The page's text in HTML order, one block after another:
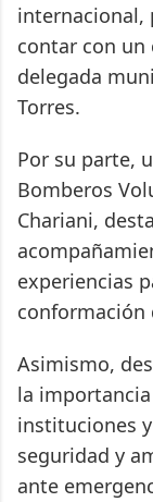
internacional,
contar con un
delegada
Torres.
Por su parte,
Bomberos
Chariani,
experiencias
conformación
Asimismo,
la
instituciones
seguridad y
ante